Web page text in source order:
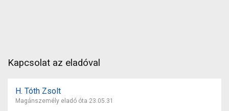
Kapcsolat az eladóval
H. Tóth Zsolt
Magánszemély eladó óta 23.05.31